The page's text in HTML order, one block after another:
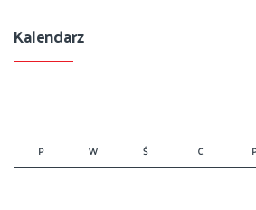
Kalendarz
P W Ś C P